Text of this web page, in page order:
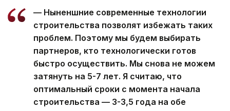
— Ныненшние современные технологии
строительства позволят избежать таких
проблем. Поэтому мы будем выбирать
партнеров, кто технологически готов
быстро осуществить. Мы снова не можем
затянуть на 5-7 лет. Я считаю, что
оптимальный сроки с момента начала
строительства — 3-3,5 года на обе